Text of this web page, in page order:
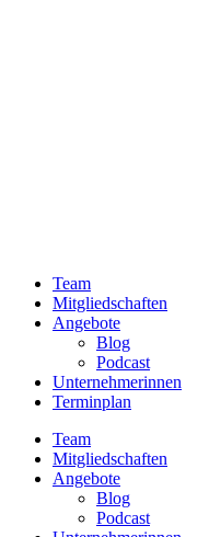
Team
Mitgliedschaften
Angebote
Blog
Podcast
Unternehmerinnen
Terminplan
Team
Mitgliedschaften
Angebote
Blog
Podcast